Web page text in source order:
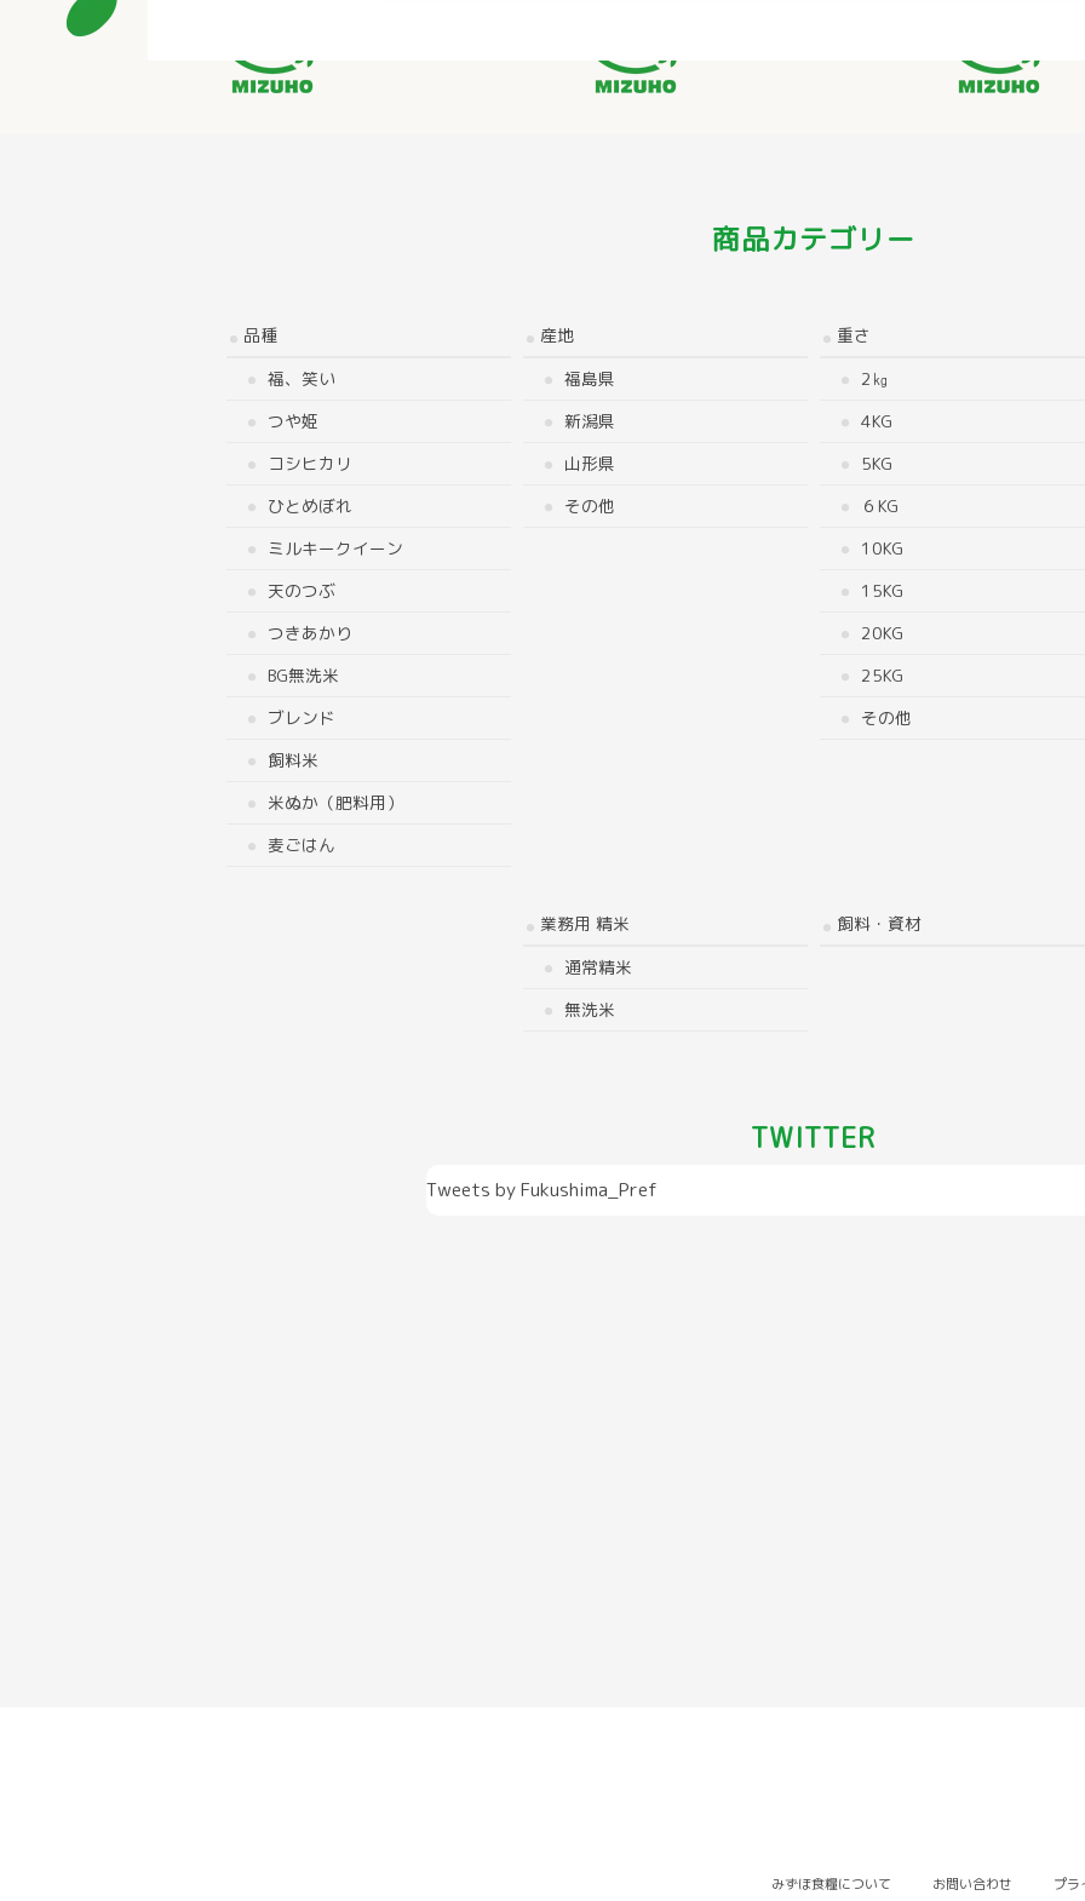
商品カテゴリー
品種
福、笑い
つや姫
コシヒカリ
ひとめぼれ
ミルキークイーン
天のつぶ
つきあかり
BG無洗米
ブレンド
飼料米
米ぬか（肥料用）
麦ごはん
産地
福島県
新潟県
山形県
その他
重さ
2㎏
4KG
5KG
６KG
10KG
15KG
20KG
25KG
その他
業務用 精米
通常精米
無洗米
飼料・資材
TWITTER
Tweets by Fukushima_Pref
みずほ食糧について お問い合わせ プラ